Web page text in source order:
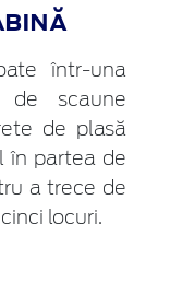
într-una
de scaune
de plasă
în partea de
a trece de
locuri.